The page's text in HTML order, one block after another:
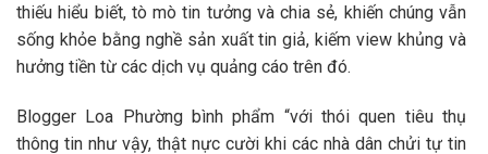
thiếu hiểu biết, tò mò tin tưởng và chia sẻ, khiến chúng vẫn
sống khỏe bằng nghề sản xuất tin giả, kiếm view khủng và
hưởng tiền từ các dịch vụ quảng cáo trên đó.
Blogger Loa Phường bình phẩm “với thói quen tiêu thụ
thông tin như vậy, thật nực cười khi các nhà dân chửi tự tin